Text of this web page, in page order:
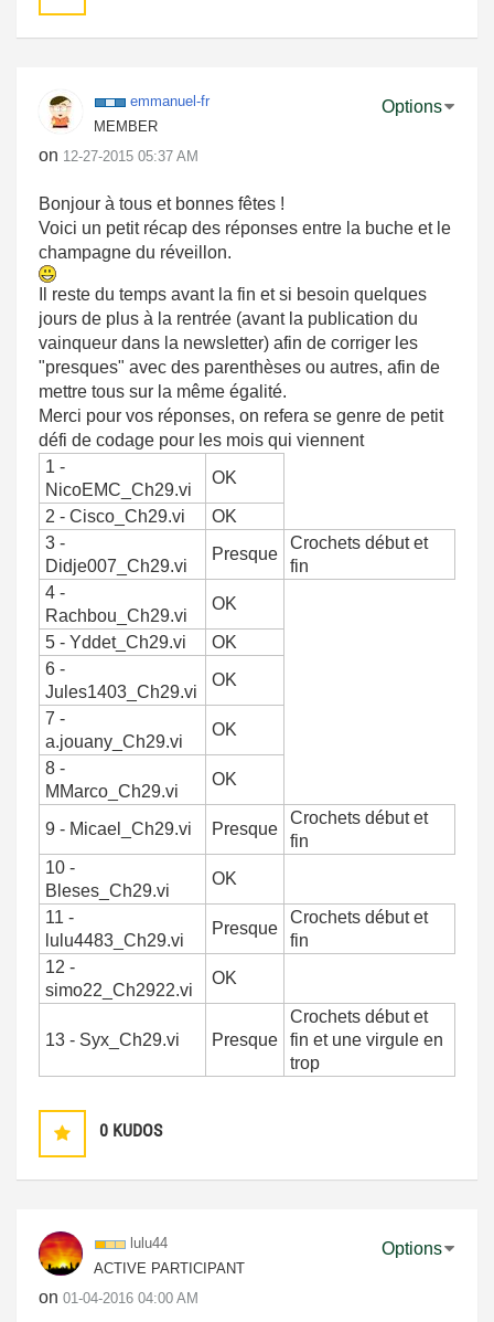
emmanuel-fr
MEMBER
on ‎12-27-2015 05:37 AM
Options
Bonjour à tous et bonnes fêtes !
Voici un petit récap des réponses entre la buche et le
champagne du réveillon.
Il reste du temps avant la fin et si besoin quelques
jours de plus à la rentrée (avant la publication du
vainqueur dans la newsletter) afin de corriger les
"presques" avec des parenthèses ou autres, afin de
mettre tous sur la même égalité.
Merci pour vos réponses, on refera se genre de petit
défi de codage pour les mois qui viennent
1 -
NicoEMC_Ch29.vi
OK
2 - Cisco_Ch29.vi
OK
3 -
Didje007_Ch29.vi
Presque
Crochets début et
fin
4 -
Rachbou_Ch29.vi
OK
5 - Yddet_Ch29.vi
OK
6 -
Jules1403_Ch29.vi
OK
7 -
a.jouany_Ch29.vi
OK
8 -
MMarco_Ch29.vi
OK
9 - Micael_Ch29.vi Presque
Crochets début et
fin
10 -
Bleses_Ch29.vi
OK
11 -
lulu4483_Ch29.vi
Presque
Crochets début et
fin
12 -
simo22_Ch2922.vi
OK
13 - Syx_Ch29.vi Presque
Crochets début et
fin et une virgule en
trop
0 KUDOS
lulu44
ACTIVE PARTICIPANT
on ‎01-04-2016 04:00 AM
Options